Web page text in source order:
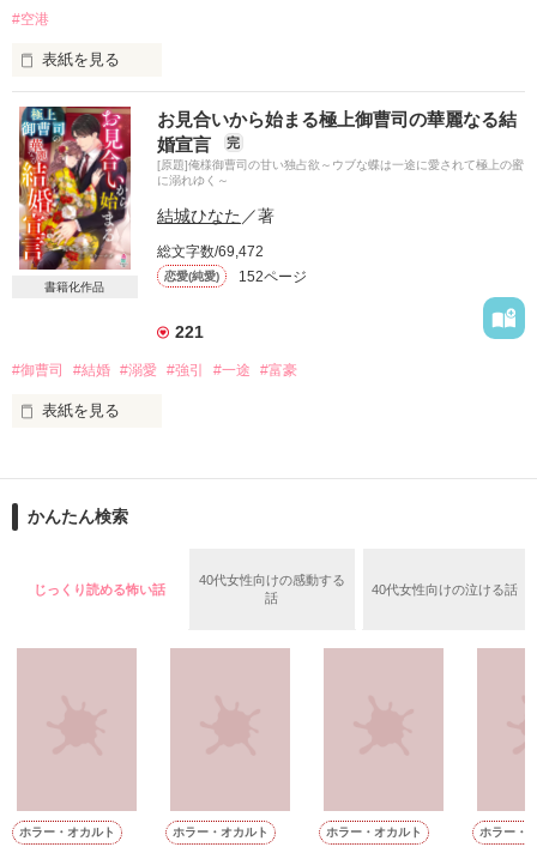
＊＊＊＊＊＊
強引な中にも優しさを見せる彼に
惹かれていく明花。
「拒まないのならこのままキスする。
彼がまさか〝そう〟だとは思いもせずーー
作品を読む
#空港
表紙を見る
メーデー、メーデー
結婚は相手を縛るだけの契約だと
冷めた考えだったはずのエリート機長に、
ファーストキスを奪われ、求婚されました。
「結婚はいいものだって、俺に教えてくれ」と。
それでもいいのなら試してみようじゃありませんか。
ドライな契約結婚でも、偽装結婚でもない
〝恋愛前提〟の甘い結婚生活を。
「まだまだだよ。もっと俺をその気にさせて」
やはり緊急事態です。
☆.｡.:*・ﾟ ☆.｡.:*・ﾟ ☆.｡.:*・ﾟ
書籍化作品
お見合いから始まる極上御曹司の華麗なる結
婚宣言
完
[原題]俺様御曹司の甘い独占欲～ウブな蝶は一途に愛されて極上の蜜
に溺れゆく～
結城ひなた ／著
総文字数/69,472
恋愛(純愛) 152ページ
221
#御曹司 #結婚 #溺愛 #強引 #一途 #富豪
表紙を見る
おまえ、まだ男を知らないな？」
「わ、私だって、お付き合いした
経験くらいありますから！」
「おまえの心と身体に、俺という存在を
深く刻み込んでやるから覚悟しろ」
かんたん検索
じっくり読める怖い話
40代女性向けの感動する
話
40代女性向けの泣ける話
ホラー・オカルト ホラー・オカルト ホラー・オカルト ホラー・